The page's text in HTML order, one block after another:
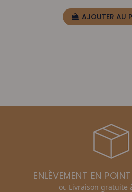
AJOUTER AU
ENLÈVEMENT EN
ou Livraison gratuite